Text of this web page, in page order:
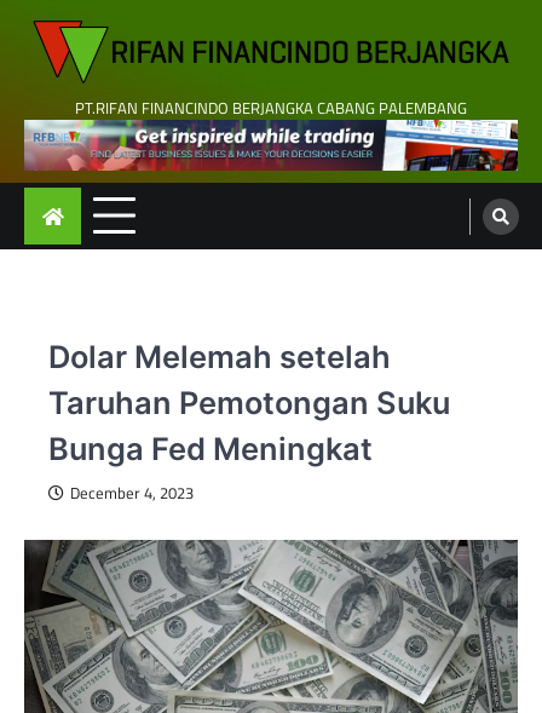
content
PT.RIFAN FINANCINDO BERJANGKA CABANG PALEMBANG
Dolar Melemah setelah
Taruhan Pemotongan Suku
Bunga Fed Meningkat
December 4, 2023